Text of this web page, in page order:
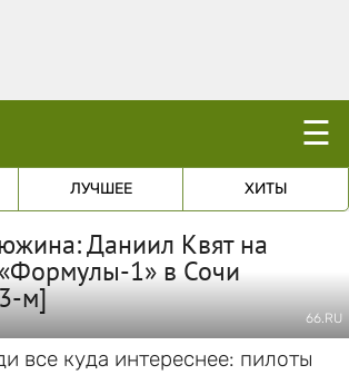
☰
ЛУЧШЕЕ ХИТЫ
Даниил Квят на
1» в Сочи
м]
66.RU
все куда интереснее: пилоты